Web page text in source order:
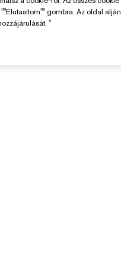
gombra. Az oldal alján
"